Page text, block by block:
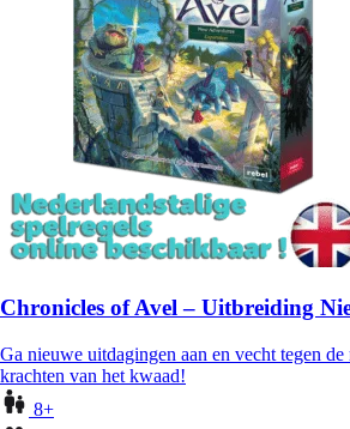
Chronicles of Avel – Uitbreiding
Ga nieuwe uitdagingen aan en vecht tegen
krachten van het kwaad!
8+